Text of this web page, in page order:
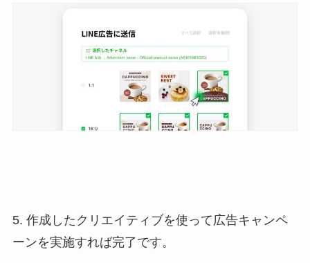
5. 作成したクリエイティブを使って広告キャンペ
ーンを実施すれば完了です。